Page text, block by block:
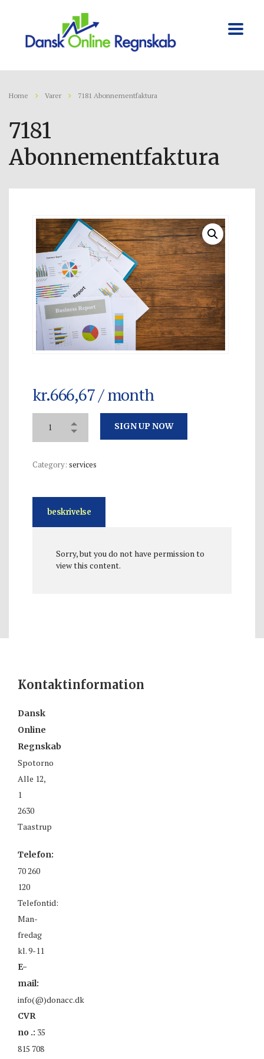
Home Varer 7181 Abonnementfaktura
7181
Abonnementfaktura
kr.666,67/ month
SIGN UP NOW
Category: services
beskrivelse
Sorry, but you do not have permission to
view this content.
Kontaktinformation
Dansk
Online
Regnskab
Spotorno
Alle 12,
1
2630
Taastrup
Telefon:
70 260
120
Telefontid:
Man-
fredag
kl. 9-11
E-
mail:
info(@)donacc.dk
CVR
no .: 35
815 708